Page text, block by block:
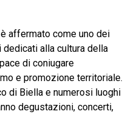
affermato come uno dei
alla cultura della
di coniugare
e promozione territoriale.
di Biella e numerosi luoghi
degustazioni, concerti,